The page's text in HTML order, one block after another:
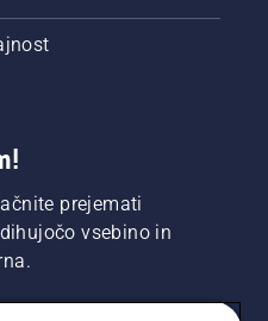
prejemati
vsebino in